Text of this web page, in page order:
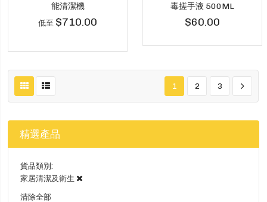
能清潔機
低至 $710.00
毒搓手液 500ML
$60.00
1 2 3
精選產品
貨品類別
家居清潔及衛生
清除全部